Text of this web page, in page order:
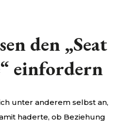
den „Seat
einfordern
unter anderem selbst an,
haderte, ob Beziehung